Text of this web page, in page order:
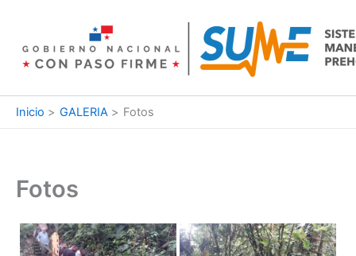
contenido
Inicio GALERIA Fotos
Fotos